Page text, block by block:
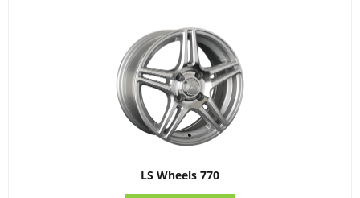
LS Wheels 770